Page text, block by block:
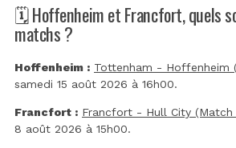
🗓️ Hoffenheim et Francfort, quels
matchs ?
Hoffenheim : Tottenham - Hoffenheim
samedi 15 août 2026 à 16h00.
Francfort : Francfort - Hull City (Match
8 août 2026 à 15h00.